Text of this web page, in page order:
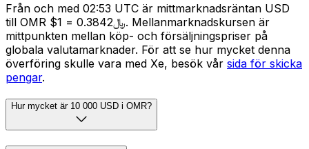
Från och med 02:53 UTC är mittmarknadsräntan USD
till OMR $1 = ﷼0.3842. Mellanmarknadskursen är
mittpunkten mellan köp- och försäljningspriser på
globala valutamarknader. För att se hur mycket denna
överföring skulle vara med Xe, besök vår sida för skicka
pengar.
Hur mycket är 10 000 USD i OMR?